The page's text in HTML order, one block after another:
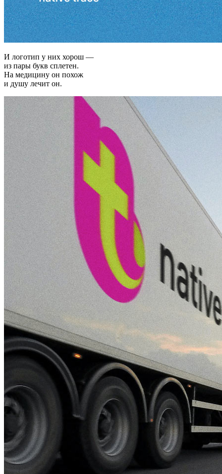
И логотип у них хорош —
из пары букв сплетен.
На медицину он похож
и душу лечит он.